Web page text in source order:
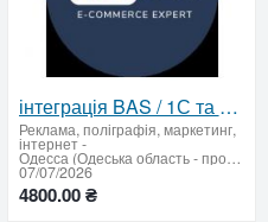
інтеграція BAS / 1С та Hubber
Реклама, поліграфія, маркетинг,
інтернет-
Одесса (Одеська область - продати купити)
07/07/2026
4800.00 ₴